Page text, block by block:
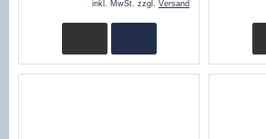
inkl. MwSt. zzgl. Versand